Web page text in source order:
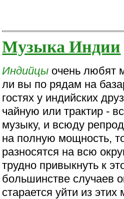
Музыка Индии
Индийцы очень любят
ли вы по рядам на
гостях у индийских
чайную или трактир -
музыку, и всюду
на полную мощность,
разносятся на всю
трудно привыкнуть к
большинстве случаев
старается уйти из этих